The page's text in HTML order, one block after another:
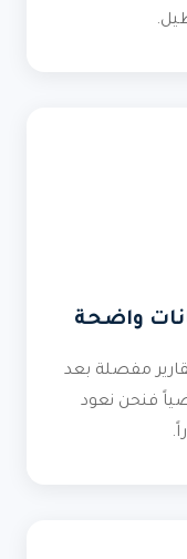
واضحة
مفصلة بعد
فنحن نعود